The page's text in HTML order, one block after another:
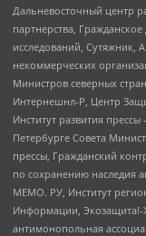
Дальневосточный центр
партнерства,
исследований,
некоммерческих
Министров северных
Интернешнл-Р, Центр
Институт развития
Петербурге Совета
прессы, Гражданский
по сохранению наследия
МЕМО. РУ, Институт
Информации, Экозащита!-
антимонопольная